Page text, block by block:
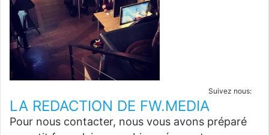
Suivez nous:
LA REDACTION DE FW.MEDIA
Pour nous contacter, nous vous avons préparé